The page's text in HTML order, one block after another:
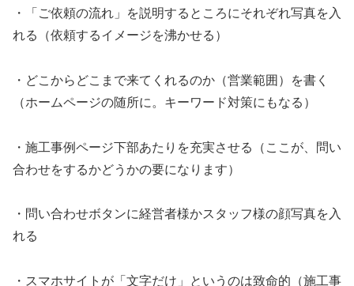
・「ご依頼の流れ」を説明するところにそれぞれ写真を入
れる（依頼するイメージを沸かせる）
・どこからどこまで来てくれるのか（営業範囲）を書く
（ホームページの随所に。キーワード対策にもなる）
・施工事例ページ下部あたりを充実させる（ここが、問い
合わせをするかどうかの要になります）
・問い合わせボタンに経営者様かスタッフ様の顔写真を入
れる
・スマホサイトが「文字だけ」というのは致命的（施工事